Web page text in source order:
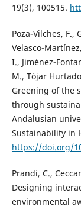
19(3), 100515.
Poza-Vilches, F.,
Velasco-
I., Jiménez-
M., Tójar
Greening of the
through
Andalusian
Sustainability in
https://doi.org/
Prandi, C.,
Designing
environmental